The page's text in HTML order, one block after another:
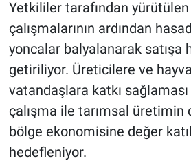
Yetkililer tarafından
çalışmalarının ardından
yoncalar balyalanarak satışa
getiriliyor. Üreticilere ve
vatandaşlara katkı
çalışma ile tarımsal
bölge ekonomisine değer
hedefleniyor.
Politika
Magazin
Çevre
Haberde İnsan